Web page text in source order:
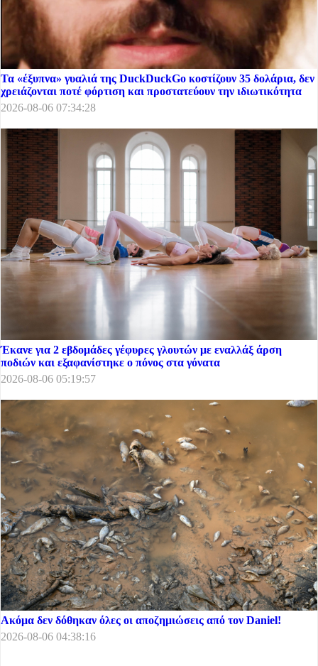
Τα «έξυπνα» γυαλιά της DuckDuckGo κοστίζουν 35 δολάρια, δεν
χρειάζονται ποτέ φόρτιση και προστατεύουν την ιδιωτικότητα
2026-08-06 07:34:28
Έκανε για 2 εβδομάδες γέφυρες γλουτών με εναλλάξ άρση
ποδιών και εξαφανίστηκε ο πόνος στα γόνατα
2026-08-06 05:19:57
Ακόμα δεν δόθηκαν όλες οι αποζημιώσεις από τον Daniel!
2026-08-06 04:38:16